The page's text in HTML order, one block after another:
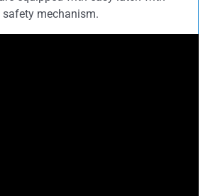
safety mechanism.